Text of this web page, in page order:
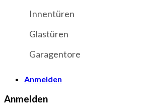
Innentüren
Glastüren
Garagentore
Anmelden
Anmelden